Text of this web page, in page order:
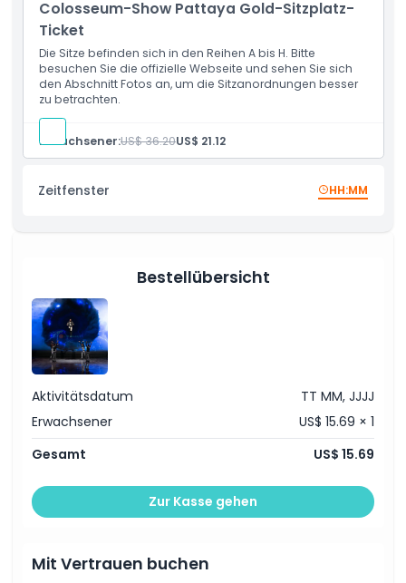
Inklusivleistungen
Richtlinie für Kinder und Erwachsene
Ausschlüsse
Öffnungszeiten
Wie man dorthin gelangt
So lösen Sie ein
Stornierungsbedingungen
Colosseum-Show Pattaya Gold-Sitzplatz-
Ticket
Die Sitze befinden sich in den Reihen A bis H. Bitte
besuchen Sie die offizielle Webseite und sehen Sie sich
den Abschnitt Fotos an, um die Sitzanordnungen besser
zu betrachten.
Erwachsener:US$ 36.20US$ 21.12
Zeitfenster HH:MM
Bestellübersicht
Aktivitätsdatum
TT MM, JJJJ
Erwachsener
US$ 15.69 × 1
Gesamt
US$ 15.69
Zur Kasse gehen
Mit Vertrauen buchen